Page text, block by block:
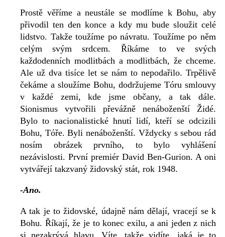
Prostě věříme a neustále se modlíme k Bohu, aby
přivodil ten den konce a kdy mu bude sloužit celé
lidstvo. Takže toužíme po návratu. Toužíme po něm
celým svým srdcem. Říkáme to ve svých
každodenních modlitbách a modlitbách, že chceme.
Ale už dva tisíce let se nám to nepodařilo. Trpělivě
čekáme a sloužíme Bohu, dodržujeme Tóru smlouvy
v každé zemi, kde jsme občany, a tak dále.
Sionismus vytvořili převážně nenáboženští Židé.
Bylo to nacionalistické hnutí lidí, kteří se odcizili
Bohu, Tóře. Byli nenáboženští. Vždycky s sebou rád
nosím obrázek prvního, to bylo vyhlášení
nezávislosti. První premiér David Ben-Gurion. A oni
vytvářejí takzvaný židovský stát, rok 1948.
-Ano.
A tak je to židovské, údajně nám dělají, vracejí se k
Bohu. Říkají, že je to konec exilu, a ani jeden z nich